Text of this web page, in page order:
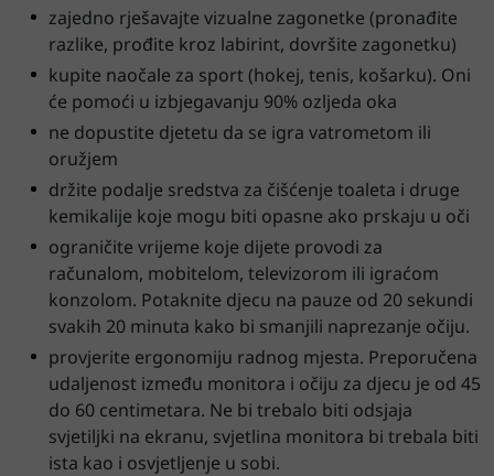
zajedno rješavajte vizualne zagonetke (pronađite
razlike, prođite kroz labirint, dovršite zagonetku)
kupite naočale za sport (hokej, tenis, košarku). Oni
će pomoći u izbjegavanju 90% ozljeda oka
ne dopustite djetetu da se igra vatrometom ili
oružjem
držite podalje sredstva za čišćenje toaleta i druge
kemikalije koje mogu biti opasne ako prskaju u oči
ograničite vrijeme koje dijete provodi za
računalom, mobitelom, televizorom ili igraćom
konzolom. Potaknite djecu na pauze od 20 sekundi
svakih 20 minuta kako bi smanjili naprezanje očiju.
provjerite ergonomiju radnog mjesta. Preporučena
udaljenost između monitora i očiju za djecu je od 45
do 60 centimetara. Ne bi trebalo biti odsjaja
svjetiljki na ekranu, svjetlina monitora bi trebala biti
ista kao i osvjetljenje u sobi.